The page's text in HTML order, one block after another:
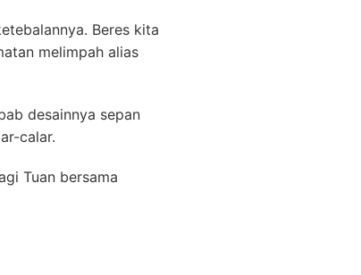
Beres kita
melimpah alias
desainnya sepan
calar.
Tuan bersama